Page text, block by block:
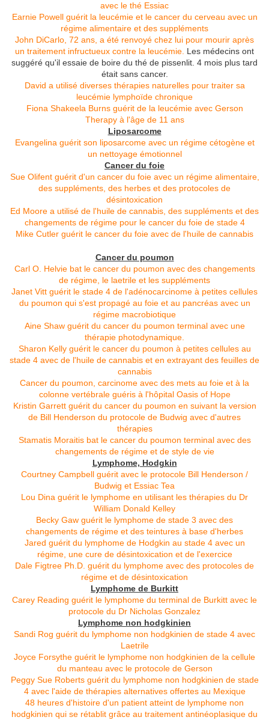
avec le thé Essiac
Earnie Powell guérit la leucémie et le cancer du cerveau avec un
régime alimentaire et des suppléments
John DiCarlo, 72 ans, a été renvoyé chez lui pour mourir après
un traitement infructueux contre la leucémie. Les médecins ont
suggéré qu'il essaie de boire du thé de pissenlit. 4 mois plus tard
était sans cancer.
David a utilisé diverses thérapies naturelles pour traiter sa
leucémie lymphoïde chronique
Fiona Shakeela Burns guérit de la leucémie avec Gerson
Therapy à l'âge de 11 ans
Liposarcome
Evangelina guérit son liposarcome avec un régime cétogène et
un nettoyage émotionnel
Cancer du foie
Sue Olifent guérit d'un cancer du foie avec un régime alimentaire,
des suppléments, des herbes et des protocoles de
désintoxication
Ed Moore a utilisé de l'huile de cannabis, des suppléments et des
changements de régime pour le cancer du foie de stade 4
Mike Cutler guérit le cancer du foie avec de l'huile de cannabis
Cancer du poumon
Carl O. Helvie bat le cancer du poumon avec des changements
de régime, le laetrile et les suppléments
Janet Vitt guérit le stade 4 de l'adénocarcinome à petites cellules
du poumon qui s'est propagé au foie et au pancréas avec un
régime macrobiotique
Aine Shaw guérit du cancer du poumon terminal avec une
thérapie photodynamique.
Sharon Kelly guérit le cancer du poumon à petites cellules au
stade 4 avec de l'huile de cannabis et en extrayant des feuilles de
cannabis
Cancer du poumon, carcinome avec des mets au foie et à la
colonne vertébrale guéris à l'hôpital Oasis of Hope
Kristin Garrett guérit du cancer du poumon en suivant la version
de Bill Henderson du protocole de Budwig avec d'autres
thérapies
Stamatis Moraitis bat le cancer du poumon terminal avec des
changements de régime et de style de vie
Lymphome, Hodgkin
Courtney Campbell guérit avec le protocole Bill Henderson /
Budwig et Essiac Tea
Lou Dina guérit le lymphome en utilisant les thérapies du Dr
William Donald Kelley
Becky Gaw guérit le lymphome de stade 3 avec des
changements de régime et des teintures à base d'herbes
Jared guérit du lymphome de Hodgkin au stade 4 avec un
régime, une cure de désintoxication et de l'exercice
Dale Figtree Ph.D. guérit du lymphome avec des protocoles de
régime et de désintoxication
Lymphome de Burkitt
Carey Reading guérit le lymphome du terminal de Burkitt avec le
protocole du Dr Nicholas Gonzalez
Lymphome non hodgkinien
Sandi Rog guérit du lymphome non hodgkinien de stade 4 avec
Laetrile
Joyce Forsythe guérit le lymphome non hodgkinien de la cellule
du manteau avec le protocole de Gerson
Peggy Sue Roberts guérit du lymphome non hodgkinien de stade
4 avec l'aide de thérapies alternatives offertes au Mexique
48 heures d'histoire d'un patient atteint de lymphome non
hodgkinien qui se rétablit grâce au traitement antinéoplasique du